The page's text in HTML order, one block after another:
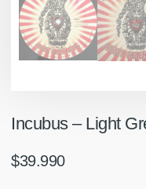
Incubus ‎– Light
$39.990